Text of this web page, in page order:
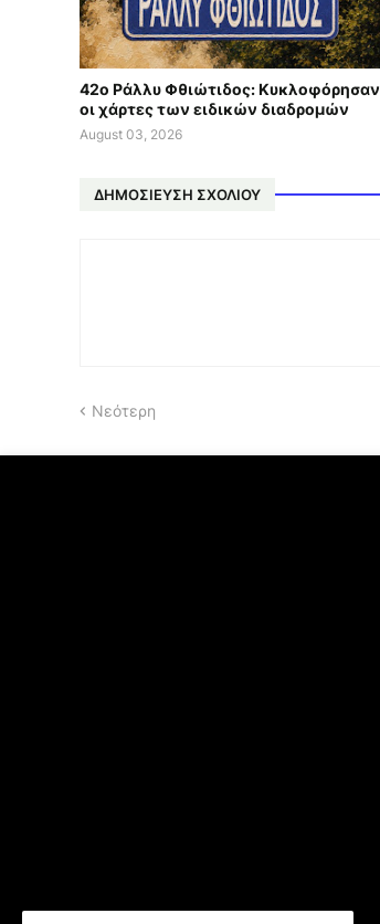
42ο Ράλλυ Φθιώτιδος: Κυκλοφόρησαν
οι χάρτες των ειδικών διαδρομών
August 03, 2026
ΔΗΜΟΣΊΕΥΣΗ ΣΧΟΛΊΟΥ
Νεότερη